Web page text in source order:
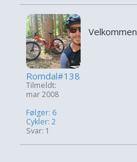
Romdal#138
Tilmeldt:
mar 2008
Følger: 6
Cykler: 2
Svar: 1
Velkommen